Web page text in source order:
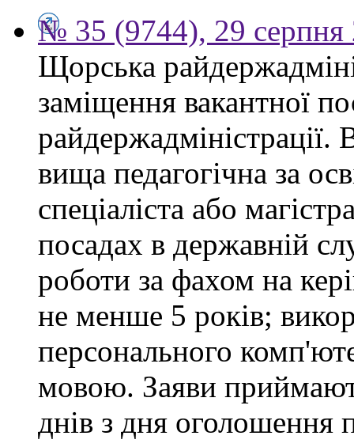
№ 35 (9744), 29 серпня
Щорська
заміщення вакантної
райдержадміністрації.
вища педагогічна за
спеціаліста або
посадах в державній
роботи за фахом на
не менше 5 років;
персонального
мовою. Заяви
днів з дня оголошення